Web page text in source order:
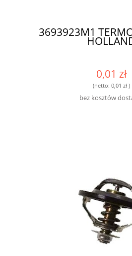
3693923M1
0,01 zł
(netto: 0,01 zł)
bez kosztów